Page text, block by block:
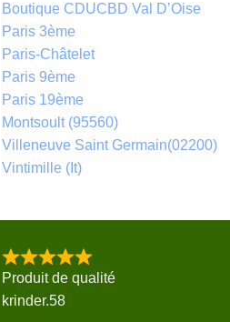
Boutique CDUCBD Val D’Oise
Paris 3ème
Paris-Châtelet
Paris 9ème
Paris 19ème
Montsoult (95560)
Villeneuve Saint Germain(02200)
Vintimille (It)
Produit de qualité
krinder.58